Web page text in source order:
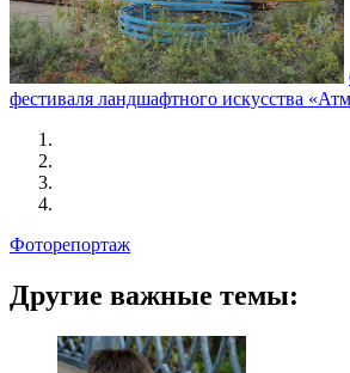
фестиваля ландшафтного искусства
Фоторепортаж
Другие важные темы: